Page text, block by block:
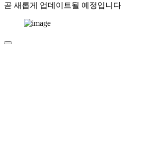
곧 새롭게 업데이트될 예정입니다